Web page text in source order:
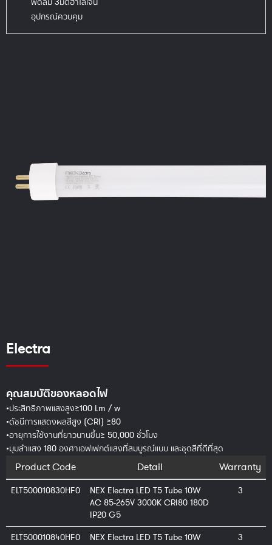
อุปกรณ์ควบคุม
Electra
คุณสมบัติของหลอดไฟ
•ประสิทธิภาพแสงสูง≥100 Lm / w
•ดัชนีการแสดงผลสีสูง (CRI) ≥80
•อายุการใช้งานที่ยาวนานขึ้น≥ 50,000 ชั่วโมง
•มุมลำแสง 180 องศาเอฟเฟกต์แสงที่สมบูรณ์แบบ และชุดสีที่ดีที่สุด
Product Code Detail Warranty
ELT500010830HF0
NEX Electra LED T5 Tube 10W
AC 85-265V 3000K CRI80 180D
IP20 G5
3
ELT500010840HF0
NEX Electra LED T5 Tube 10W
3